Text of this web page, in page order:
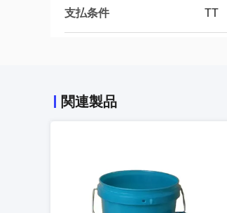
支払条件 TT
関連製品